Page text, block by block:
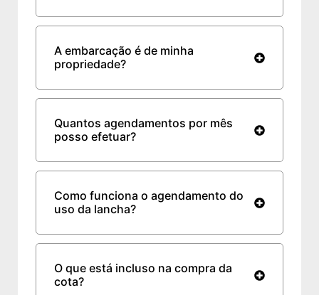
A embarcação é de minha
propriedade?
Quantos agendamentos por mês
posso efetuar?
Como funciona o agendamento do
uso da lancha?
O que está incluso na compra da
cota?